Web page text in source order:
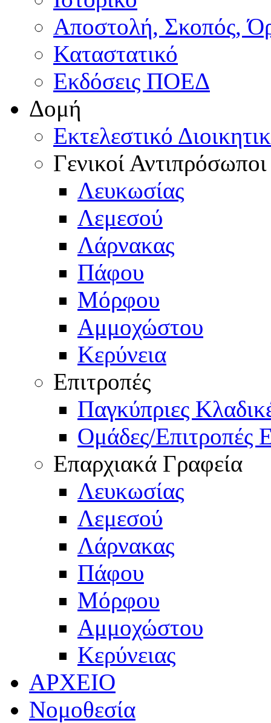
Αποστολή, Σκοπός,
Καταστατικό
Εκδόσεις ΠΟΕΔ
Δομή
Εκτελεστικό
Γενικοί Αντιπρόσωποι
Λευκωσίας
Λεμεσού
Λάρνακας
Πάφου
Μόρφου
Αμμοχώστου
Κερύνεια
Επιτροπές
Παγκύπριες
Ομάδες/Επιτροπές
Επαρχιακά Γραφεία
Λευκωσίας
Λεμεσού
Λάρνακας
Πάφου
Μόρφου
Αμμοχώστου
Κερύνειας
ΑΡΧΕΙΟ
Νομοθεσία